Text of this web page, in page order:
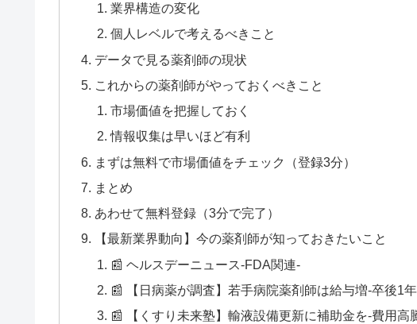
業界構造の変化
個人レベルで考えるべきこと
データで見る薬剤師の現状
これからの薬剤師がやっておくべきこと
市場価値を把握しておく
情報収集は早いほど有利
まずは無料で市場価値をチェック（登録3分）
まとめ
あわせて無料登録（3分で完了）
【最新業界動向】今の薬剤師が知っておきたいこと
📰 ヘルスデーニュース‐FDA関連‐
📰 【日病薬が調査】若手病院薬剤師は給与増‐卒後1
📰 【くすり未来塾】輸液設備更新に補助金を‐費用高